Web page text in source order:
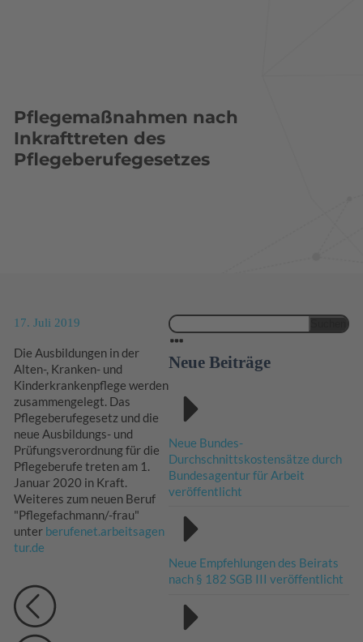
Pflegemaßnahmen nach
Inkrafttreten des
Pflegeberufegesetzes
17. Juli 2019
Die Ausbildungen in der
Alten-, Kranken- und
Kinderkrankenpflege werden
zusammengelegt. Das
Pflegeberufegesetz und die
neue Ausbildungs- und
Prüfungsverordnung für die
Pflegeberufe treten am 1.
Januar 2020 in Kraft.
Weiteres zum neuen Beruf
"Pflegefachmann/-frau"
unter berufenet.arbeitsagen
tur.de
Suchen
nach:
Neue Beiträge
Neue Bundes-
Durchschnittskostensätze durch
Bundesagentur für Arbeit
veröffentlicht
Neue Empfehlungen des Beirats
nach § 182 SGB III veröffentlicht